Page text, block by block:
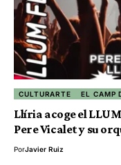
CULTURARTE EL CAMP
Llíria acoge el
Pere Vicalet y su
PorJavier Ruiz